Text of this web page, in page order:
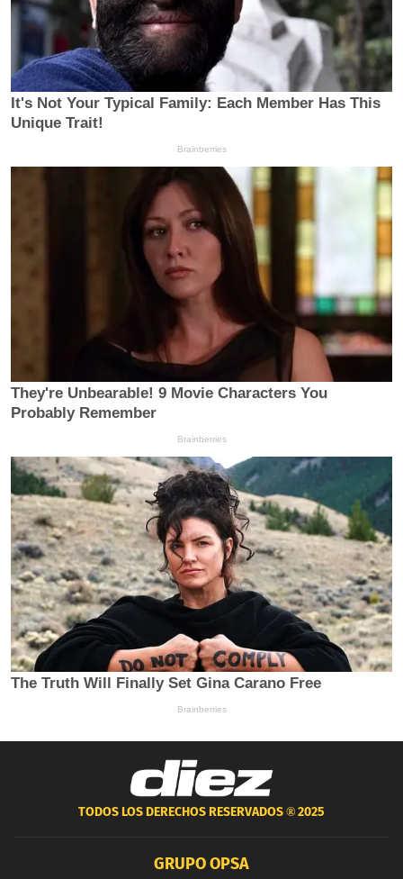
TODOS LOS DERECHOS RESERVADOS ®2025
GRUPO OPSA